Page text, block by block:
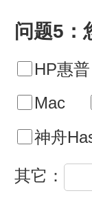
问题5：
HP惠普
Mac
神舟
其它：